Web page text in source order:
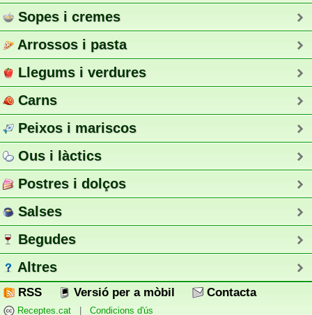
Sopes i cremes
Arrossos i pasta
Llegums i verdures
Carns
Peixos i mariscos
Ous i làctics
Postres i dolços
Salses
Begudes
Altres
RSS Versió per a mòbil Contacta
Receptes.cat Condicions d'ús